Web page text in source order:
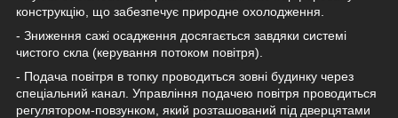
конструкцію, що забезпечує природне охолодження.
- Зниження сажі осадження досягається завдяки системі
чистого скла (керування потоком повітря).
- Подача повітря в топку проводиться зовні будинку через
спеціальний канал. Управління подачею повітря проводиться
регулятором-повзунком, який розташований під дверцятами